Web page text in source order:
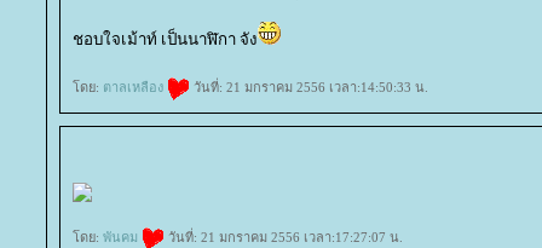
ชอบใจเม้าท์ เป็นนาฬิกา จัง
ดย: ตาลเหลือง วันที่: 21 มกราคม 2556 เวลา:14:50:33 น.
ดย: พันคม วันที่: 21 มกราคม 2556 เวลา:17:27:07 น.